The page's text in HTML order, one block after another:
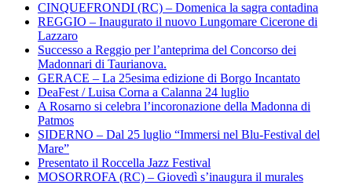
CINQUEFRONDI (RC) – Domenica la sagra contadina
REGGIO – Inaugurato il nuovo Lungomare Cicerone di
Lazzaro
Successo a Reggio per l’anteprima del Concorso dei
Madonnari di Taurianova.
GERACE – La 25esima edizione di Borgo Incantato
DeaFest / Luisa Corna a Calanna 24 luglio
A Rosarno si celebra l’incoronazione della Madonna di
Patmos
SIDERNO – Dal 25 luglio “Immersi nel Blu-Festival del
Mare”
Presentato il Roccella Jazz Festival
MOSORROFA (RC) – Giovedì s’inaugura il murales